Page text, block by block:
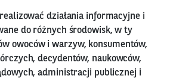
działania informacyjne i
do różnych środowisk, w ty
owoców i warzyw, konsumentów,
decydentów, naukowców,
administracji publicznej i